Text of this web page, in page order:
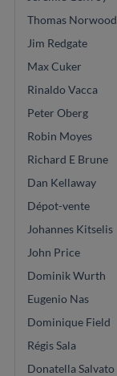
Thomas Norwood
Jim Redgate
Max Cuker
Rinaldo Vacca
Peter Oberg
Robin Moyes
Richard E Brune
Dan Kellaway
Dépot-vente
Johannes Kitselis
John Price
Dominik Wurth
Eugenio Nas
Dominique Field
Régis Sala
Donatella Salvato